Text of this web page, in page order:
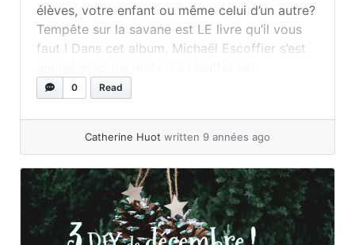
élèves, votre enfant ou même celui d’un autre?
Tempête sur la savane est LE livre qu’il vous
faut ! Dans cet album, Michaël Escoffier s’est
absolument HILARANT ! Pour en avoir fait la
read more
0 Read
Catherine Huot written 9 années ago